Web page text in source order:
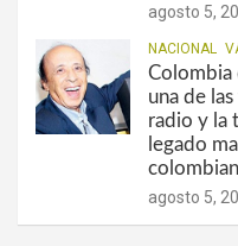
agosto 5,
NACIONAL
Colombia
una de
radio y la
legado
agosto 5,